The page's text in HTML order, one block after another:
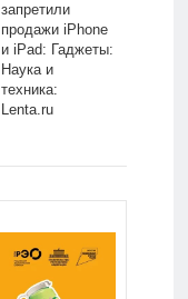
запретили
продажи iPhone
и iPad: Гаджеты:
Наука и
техника:
Lenta.ru